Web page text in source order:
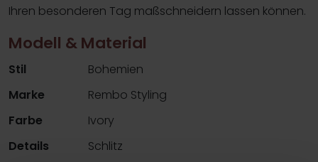
Ihren besonderen Tag maßschneidern lassen können.
Modell & Material
Stil
Bohemien
Marke
Rembo Styling
Farbe
Ivory
Details
Schlitz